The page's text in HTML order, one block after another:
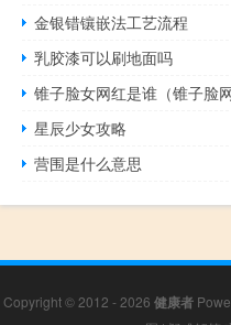
金银错镶嵌法工艺流程
乳胶漆可以刷地面吗
锥子脸女网红是谁（锥子脸
星辰少女攻略
营围是什么意思
Copyright © 2012 - 2026 健康者